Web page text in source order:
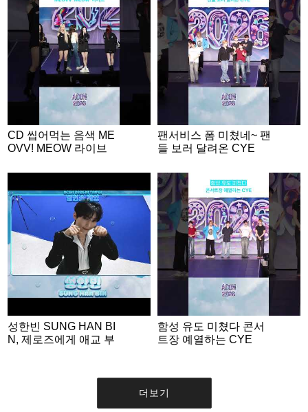
CD 씹어먹는 음색 ME
OVV! MEOW 라이브
팬서비스 폼 미쳤네~ 팬
들 보러 달려온 CYE
성한빈 SUNG HAN BI
N, 제로즈에게 애교 부
d you rather’ game EN
함성 유도 미쳤다 콘서
트장 예열하는 CYE
더보기